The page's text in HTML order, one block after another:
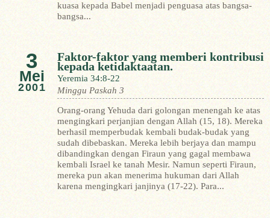
kuasa kepada Babel menjadi penguasa atas bangsa-
bangsa...
3
Mei
2001
Faktor-faktor yang memberi kontribusi
kepada ketidaktaatan.
Yeremia 34:8-22
Minggu Paskah 3
Orang-orang Yehuda dari golongan menengah ke atas
mengingkari perjanjian dengan Allah (15, 18). Mereka
berhasil memperbudak kembali budak-budak yang
sudah dibebaskan. Mereka lebih berjaya dan mampu
dibandingkan dengan Firaun yang gagal membawa
kembali Israel ke tanah Mesir. Namun seperti Firaun,
mereka pun akan menerima hukuman dari Allah
karena mengingkari janjinya (17-22). Para...